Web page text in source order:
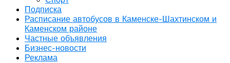
Подписка
Расписание автобусов в Каменске-Шахтинском и
Каменском районе
Частные объявления
Бизнес-новости
Реклама